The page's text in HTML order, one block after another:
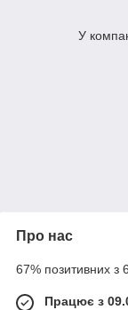
У
Про нас
67% позитивних з 6
Працює з